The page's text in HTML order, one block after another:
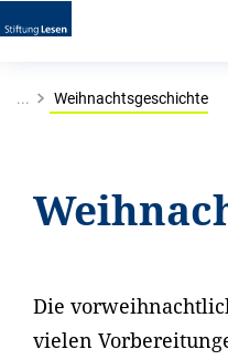
... Weihnachtsgeschichte
Die
vielen